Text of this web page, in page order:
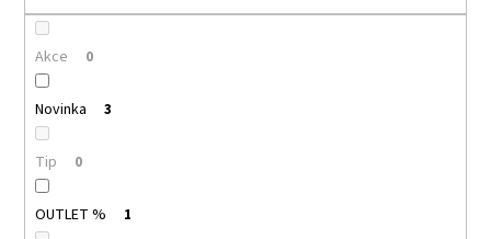
Akce 0
Novinka 3
Tip 0
OUTLET % 1
m
MALFINI
BASIC
129